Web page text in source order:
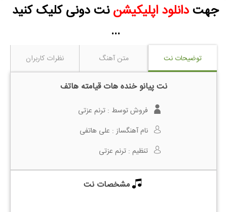
جهتدانلود اپلیکیشن نت دونی کلیک کنید
...
توضیحات نت متن آهنگ نظرات کاربران
نت پیانو خنده هات قیامته هاتف
فروش توسط : ترنم عزتی
نام آهنگساز : علی هاتفی
تنظیم : ترنم عزتی
مشخصات نت